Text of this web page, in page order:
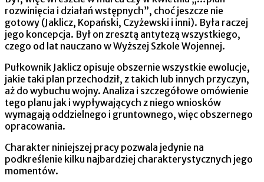
rozwinięcia i działań wstępnych”, choć jeszcze nie
gotowy (Jaklicz, Kopański, Czyżewski i inni). Była raczej
jego koncepcja. Był on zresztą antytezą wszystkiego,
czego od lat nauczano w Wyższej Szkole Wojennej.
Pułkownik Jaklicz opisuje obszernie wszystkie ewolucje,
jakie taki plan przechodził, z takich lub innych przyczyn,
aż do wybuchu wojny. Analiza i szczegółowe omówienie
tego planu jak i wypływających z niego wniosków
wymagają oddzielnego i gruntownego, więc obszernego
opracowania.
Charakter niniejszej pracy pozwala jedynie na
podkreślenie kilku najbardziej charakterystycznych jego
momentów.